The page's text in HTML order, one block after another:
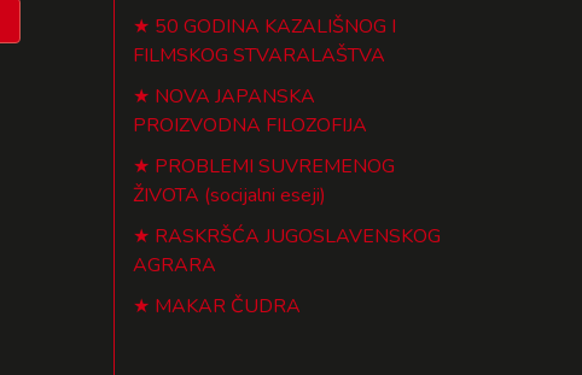
50 GODINA KAZALIŠNOG I
FILMSKOG STVARALAŠTVA
NOVA JAPANSKA
PROIZVODNA FILOZOFIJA
PROBLEMI SUVREMENOG
ŽIVOTA (socijalni eseji)
RASKRŠĆA JUGOSLAVENSKOG
AGRARA
MAKAR ČUDRA